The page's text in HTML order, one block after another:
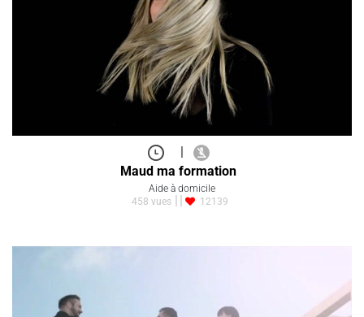
|
Maud ma formation
Aide à domicile
458 vues
12139